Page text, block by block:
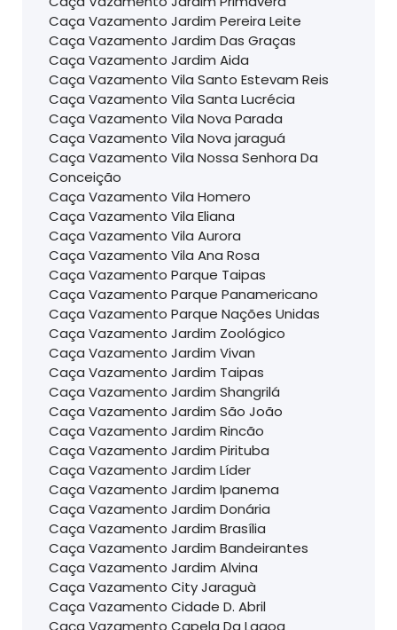
Caça Vazamento Jardim Pereira Leite
Caça Vazamento Jardim Das Graças
Caça Vazamento Jardim Aida
Caça Vazamento Vila Santo Estevam Reis
Caça Vazamento Vila Santa Lucrécia
Caça Vazamento Vila Nova Parada
Caça Vazamento Vila Nova jaraguá
Caça Vazamento Vila Nossa Senhora Da
Conceição
Caça Vazamento Vila Homero
Caça Vazamento Vila Eliana
Caça Vazamento Vila Aurora
Caça Vazamento Vila Ana Rosa
Caça Vazamento Parque Taipas
Caça Vazamento Parque Panamericano
Caça Vazamento Parque Nações Unidas
Caça Vazamento Jardim Zoológico
Caça Vazamento Jardim Vivan
Caça Vazamento Jardim Taipas
Caça Vazamento Jardim Shangrilá
Caça Vazamento Jardim São João
Caça Vazamento Jardim Rincão
Caça Vazamento Jardim Pirituba
Caça Vazamento Jardim Líder
Caça Vazamento Jardim Ipanema
Caça Vazamento Jardim Donária
Caça Vazamento Jardim Brasília
Caça Vazamento Jardim Bandeirantes
Caça Vazamento Jardim Alvina
Caça Vazamento City Jaraguà
Caça Vazamento Cidade D. Abril
Caça Vazamento Capela Da Lagoa